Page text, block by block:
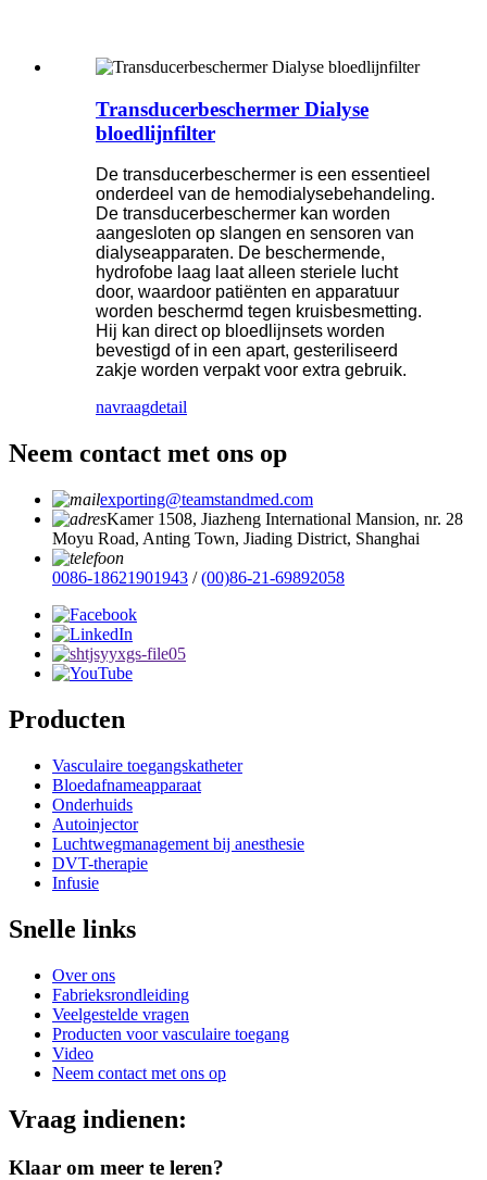
Transducerbeschermer Dialyse
bloedlijnfilter
De transducerbeschermer is een essentieel
onderdeel van de hemodialysebehandeling.
De transducerbeschermer kan worden
aangesloten op slangen en sensoren van
dialyseapparaten. De beschermende,
hydrofobe laag laat alleen steriele lucht
door, waardoor patiënten en apparatuur
worden beschermd tegen kruisbesmetting.
Hij kan direct op bloedlijnsets worden
bevestigd of in een apart, gesteriliseerd
zakje worden verpakt voor extra gebruik.
navraagdetail
Neem contact met ons op
exporting@teamstandmed.com
Kamer 1508, Jiazheng International Mansion, nr. 28
Moyu Road, Anting Town, Jiading District, Shanghai
0086-18621901943 /(00)86-21-69892058
Producten
Vasculaire toegangskatheter
Bloedafnameapparaat
Onderhuids
Autoinjector
Luchtwegmanagement bij anesthesie
DVT-therapie
Infusie
Snelle links
Over ons
Fabrieksrondleiding
Veelgestelde vragen
Producten voor vasculaire toegang
Video
Neem contact met ons op
Vraag indienen:
Klaar om meer te leren?